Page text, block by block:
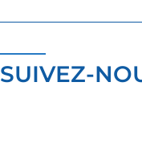
SUIVEZ-